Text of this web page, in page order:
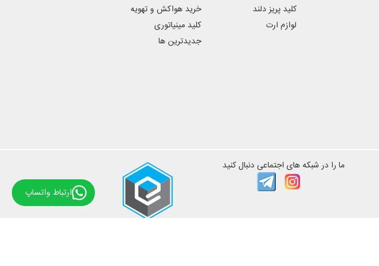
از ظاهری زیبا تر و امکانات بیشتر برخوردار است و همانند دیگر محصولات این
کلید پریز دلند
لوازم ارت
خرید هواکش و تهویه
کلید مینیاتوری
جدیدترین ها
ما را در شبکه های اجتماعی دنبال کنید
ارتباط واتساپ